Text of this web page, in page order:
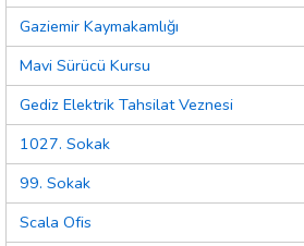
Gaziemir Kaymakamlığı
Mavi Sürücü Kursu
Gediz Elektrik Tahsilat Veznesi
1027. Sokak
99. Sokak
Scala Ofis